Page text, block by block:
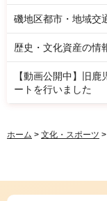
磯地区都市・地域交
歴史・文化資産の情
【動画公開中】旧
ートを行いました
ホーム > 文化・スポーツ >